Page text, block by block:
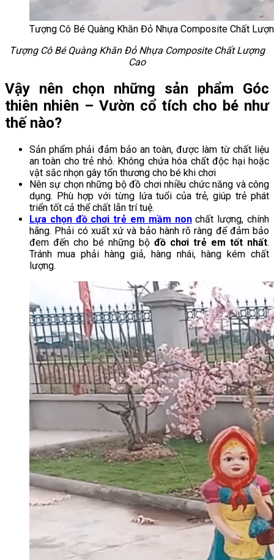
Tượng Cô Bé Quàng Khăn Đỏ Nhựa Composite Chất
Tượng Cô Bé Quàng Khăn Đỏ Nhựa Composite Chất Lượng
Cao
Vậy nên chọn những sản phẩm Góc
thiên nhiên – Vườn cổ tích cho bé như
thế nào?
Sản phẩm phải đảm bảo an toàn, được làm từ chất liệu
an toàn cho trẻ nhỏ. Không chứa hóa chất độc hại hoặc
vật sắc nhọn gây tổn thương cho bé khi chơi
Nên sự chọn những bộ đồ chơi nhiều chức năng và công
dụng. Phù hợp với từng lứa tuổi của trẻ, giúp trẻ phát
triển tốt cả thể chất lẫn trí tuệ.
Lựa chọn đồ chơi trẻ em mầm nonchất lượng, chính
hãng. Phải có xuất xứ và bảo hành rõ ràng để đảm bảo
đem đến cho bé những bộ đồ chơi trẻ em tốt nhất.
Tránh mua phải hàng giả, hàng nhái, hàng kém chất
lượng.